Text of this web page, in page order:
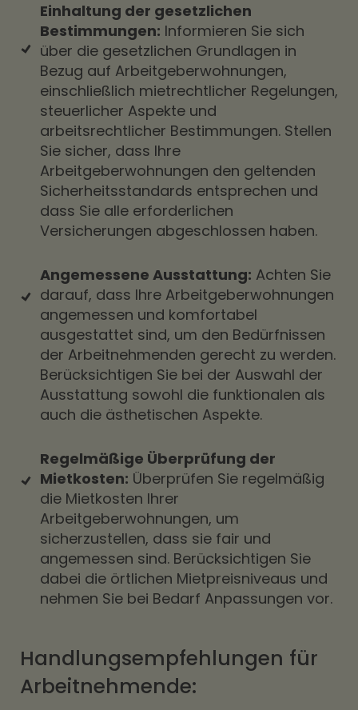
Einhaltung der gesetzlichen
Bestimmungen: Informieren Sie sich
über die gesetzlichen Grundlagen in
Bezug auf Arbeitgeberwohnungen,
einschließlich mietrechtlicher Regelungen,
steuerlicher Aspekte und
arbeitsrechtlicher Bestimmungen. Stellen
Sie sicher, dass Ihre
Arbeitgeberwohnungen den geltenden
Sicherheitsstandards entsprechen und
dass Sie alle erforderlichen
Versicherungen abgeschlossen haben.
Angemessene Ausstattung: Achten Sie
darauf, dass Ihre Arbeitgeberwohnungen
angemessen und komfortabel
ausgestattet sind, um den Bedürfnissen
der Arbeitnehmenden gerecht zu werden.
Berücksichtigen Sie bei der Auswahl der
Ausstattung sowohl die funktionalen als
auch die ästhetischen Aspekte.
Regelmäßige Überprüfung der
Mietkosten: Überprüfen Sie regelmäßig
die Mietkosten Ihrer
Arbeitgeberwohnungen, um
sicherzustellen, dass sie fair und
angemessen sind. Berücksichtigen Sie
dabei die örtlichen Mietpreisniveaus und
nehmen Sie bei Bedarf Anpassungen vor.
Handlungsempfehlungen für
Arbeitnehmende: